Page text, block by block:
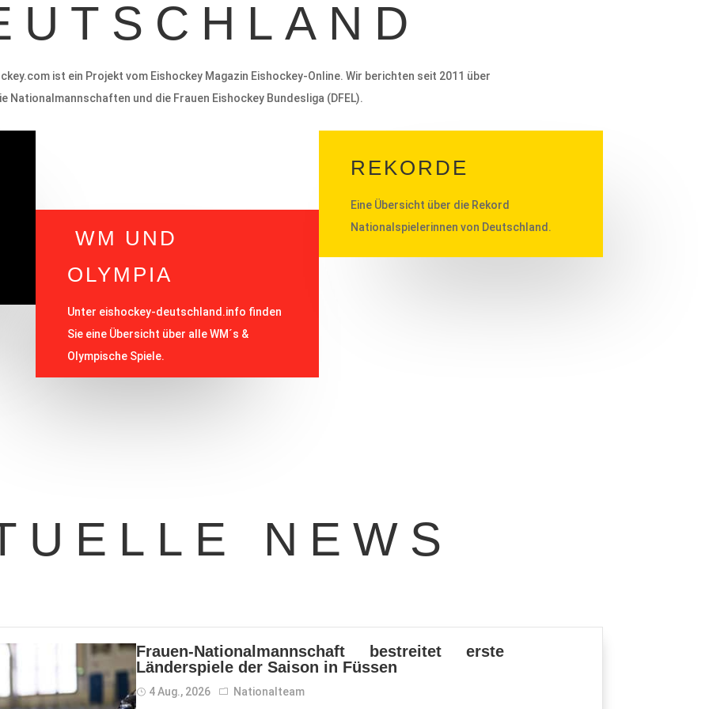
ist ein Projekt vom Eishockey Magazin Eishockey-Online. Wir berichten seit 2011 über
Nationalmannschaften und die Frauen Eishockey Bundesliga (DFEL).
WM UND
OLYMPIA
Unter eishockey-deutschland.info finden
Sie eine Übersicht über alle WM´s &
Olympische Spiele.
REKORDE
Eine Übersicht über die Rekord
Nationalspielerinnen von Deutschland.
NEWS
Frauen-Nationalmannschaft bestreitet erste
Länderspiele der Saison in Füssen
4 Aug., 2026 Nationalteam